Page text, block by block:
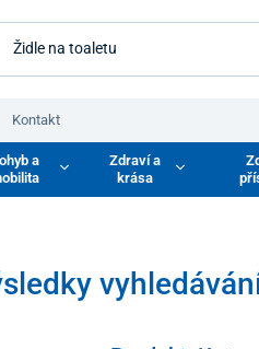
Kontakt
a
Zdraví a
krása